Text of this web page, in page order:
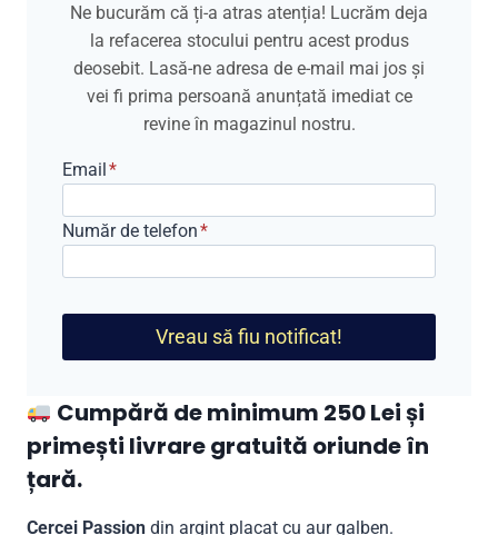
Ne bucurăm că ți-a atras atenția! Lucrăm deja
la refacerea stocului pentru acest produs
deosebit. Lasă-ne adresa de e-mail mai jos și
vei fi prima persoană anunțată imediat ce
revine în magazinul nostru.
Email*
Număr de telefon*
Vreau să fiu notificat!
Cumpără de minimum 250 Lei și
primești livrare gratuită oriunde în
țară.
Cercei Passion din argint placat cu aur galben.